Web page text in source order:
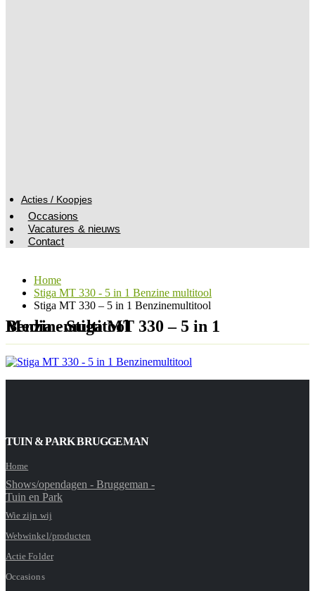
Acties / Koopjes
Occasions
Vacatures & nieuws
Contact
Home
Stiga MT 330 - 5 in 1 Benzine multitool
Stiga MT 330 – 5 in 1 Benzinemultitool
Media - Stiga MT 330 – 5 in 1 Benzinemultitool
TUIN & PARK BRUGGEMAN
Home
Shows/opendagen - Bruggeman -
Tuin en Park
Wie zijn wij
Webwinkel/producten
Actie Folder
Occasions